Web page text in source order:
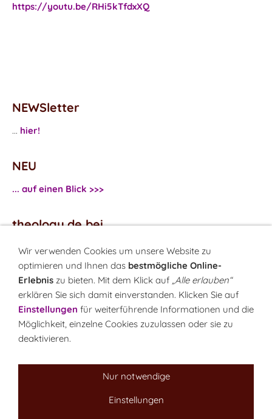
https://youtu.be/RHi5kTfdxXQ
NEWSletter
... hier!
NEU
... auf einen Blick >>>
theology.de bei
...Facebook
...Twitter
Monatsrätsel
Rätseln & Gewinnen!
LINK-Hinweis
Wir verwenden Cookies um unsere Website zu
optimieren und Ihnen das bestmögliche Online-
Erlebnis zu bieten. Mit dem Klick auf „Alle erlauben“
erklären Sie sich damit einverstanden. Klicken Sie auf
Einstellungen für weiterführende Informationen und die
Möglichkeit, einzelne Cookies zuzulassen oder sie zu
deaktivieren.
Nur notwendige
Einstellungen